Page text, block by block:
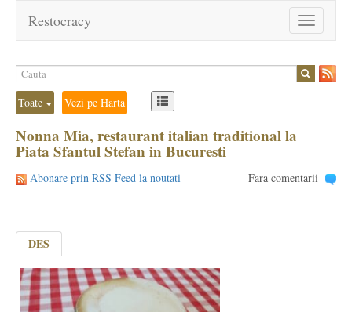
Toggle
navigation
Restocracy
Toate Vezi pe Harta
Nonna Mia, restaurant italian traditional la
Piata Sfantul Stefan in Bucuresti
Abonare prin RSS Feed la noutati Fara comentarii
DES